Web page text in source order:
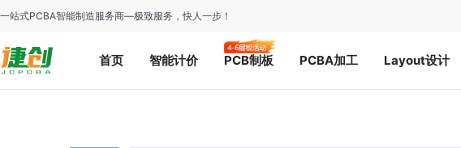
一站式PCBA智能制造服务商—极致服务，快人一步！
首页 智能计价 PCB制板 PCBA加工 Layout设计